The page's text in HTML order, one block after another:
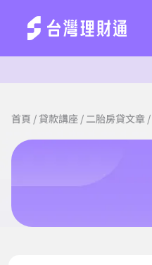
首頁 / 貸款講座 / 二胎房貸文章 /